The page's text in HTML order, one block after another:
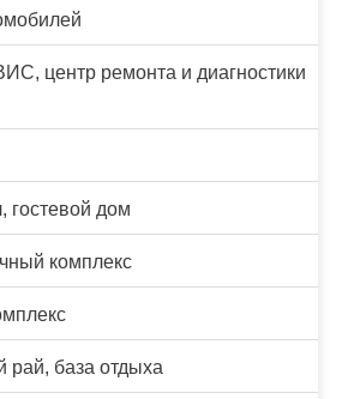
центр ремонта и диагностики
гостевой дом
комплекс
база отдыха